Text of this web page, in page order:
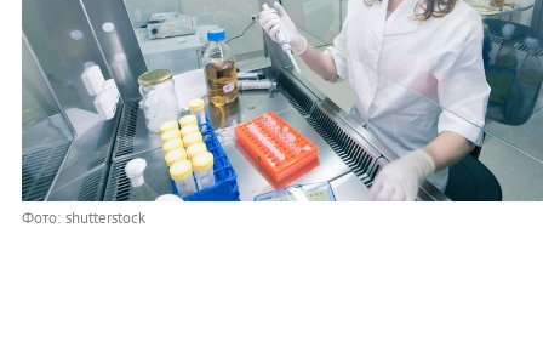
Фото: shutterstock